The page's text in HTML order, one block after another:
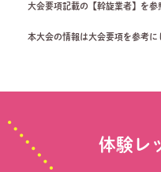
大会要項記載の【斡旋業者】を参
本大会の情報は大会要項を参考に
体験レ